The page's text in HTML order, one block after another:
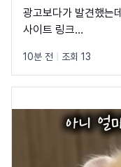
광고보다가 발견했는데
사이트 링크
shopping-
shopping-
10분 전 조회 13